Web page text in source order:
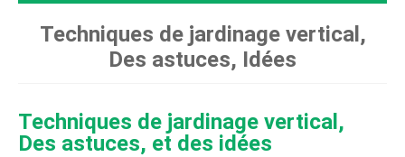
Techniques de jardinage vertical,
Des astuces, Idées
Techniques de jardinage vertical,
Des astuces, et des idées